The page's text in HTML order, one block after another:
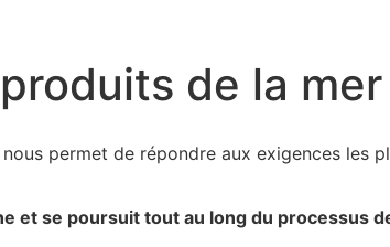
de la mer
permet de répondre aux exigences les
et se poursuit tout au long du processus